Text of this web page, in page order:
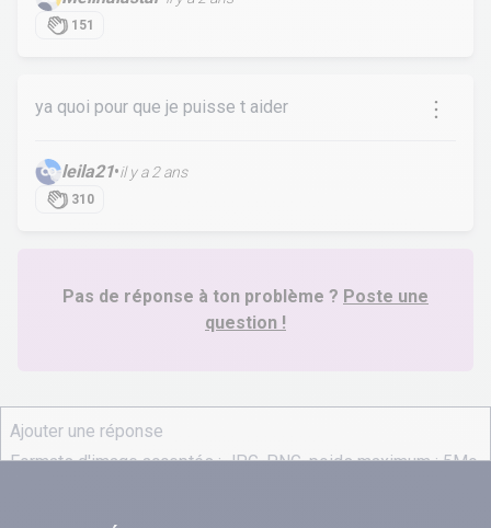
151
ya quoi pour que je puisse t aider
leila21•il y a 2 ans
310
Pas de réponse à ton problème ? Poste une
question !